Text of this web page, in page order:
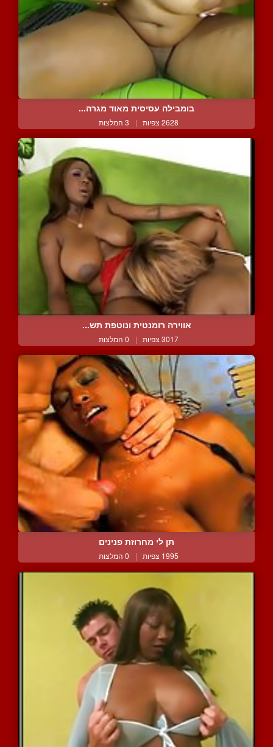
בומבילה עסיסית מאוד מגרה...
2628 צפיות | 3 המלצות
אווירה רומנטית ונוטפת תש...
3017 צפיות | 0 המלצות
תן לי מחרוזת פנינים
1995 צפיות | 0 המלצות